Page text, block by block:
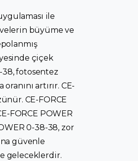
ile
büyüme ve
çiçek
38, fotosentez
artırır. CE-
CE-FORCE
FORCE POWER
0-38-38, zor
güvenle
geleceklerdir.